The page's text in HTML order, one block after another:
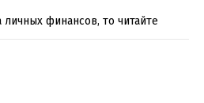
финансов, то читайте